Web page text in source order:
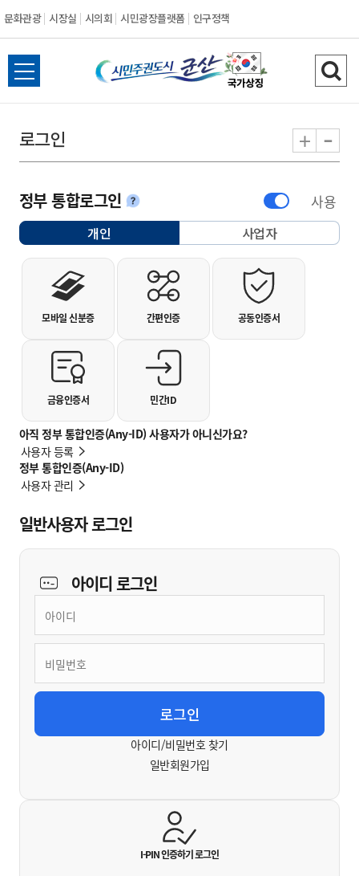
문화관광 시장실 시의회 시민광장플랫폼 인구정책
시민주권도시 군
전체메뉴 열기 검
로그인 + -
정부 통합로그인안내 사용
아직 정부 통합인증(Any-ID) 사용자가 아니신가요?
사용자 등록
정부 통합인증(Any-ID)
사용자 관리
개인선택됨 사업자
개인사용자 로그인
모바일 신분증 간편인증 공동인증서
금융인증서 민간ID
일반사용자 로그인
아이디로그인
아이디/비밀번호 찾기
일반회원가입
I-PIN 인증하기로그인